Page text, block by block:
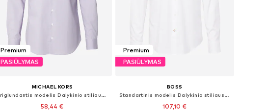
Premium
PASIŪLYMAS
MICHAEL KORS
Priglundantis modelis Dalykinio stiliaus marškiniai
58,44 €
Premium
PASIŪLYMAS
BOSS
Standartinis modelis Dalykinio stiliaus marškiniai 'H-Joe'
107,10 €